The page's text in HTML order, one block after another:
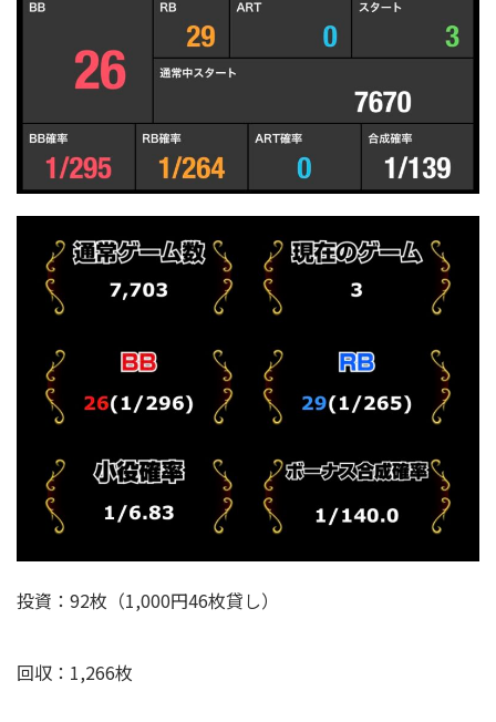
投資：92枚（1,000円46枚貸し）
回収： 1,266枚